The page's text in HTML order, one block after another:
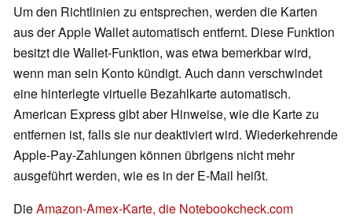
Um den Richtlinien zu entsprechen, werden die Karten
aus der Apple Wallet automatisch entfernt. Diese Funktion
besitzt die Wallet-Funktion, was etwa bemerkbar wird,
wenn man sein Konto kündigt. Auch dann verschwindet
eine hinterlegte virtuelle Bezahlkarte automatisch.
American Express gibt aber Hinweise, wie die Karte zu
entfernen ist, falls sie nur deaktiviert wird. Wiederkehrende
Apple-Pay-Zahlungen können übrigens nicht mehr
ausgeführt werden, wie es in der E-Mail heißt.
DieAmazon-Amex-Karte, die Notebookcheck.com